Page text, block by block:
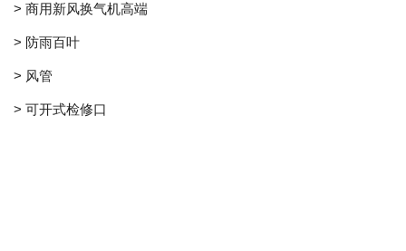
> 商用新风换气机高端
> 防雨百叶
> 风管
> 可开式检修口